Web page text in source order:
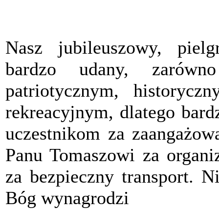
Nasz jubileuszowy,
bardzo udany,
patriotycznym,
rekreacyjnym, dlatego
uczestnikom za
Panu Tomaszowi za
za bezpieczny transport.
Bóg wynagrodzi